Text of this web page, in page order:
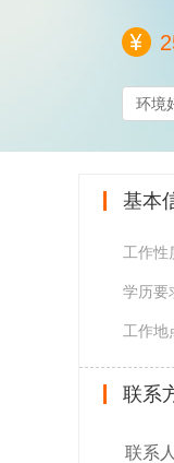
环境
基本
工作性
学历要
工作地
联系
联系